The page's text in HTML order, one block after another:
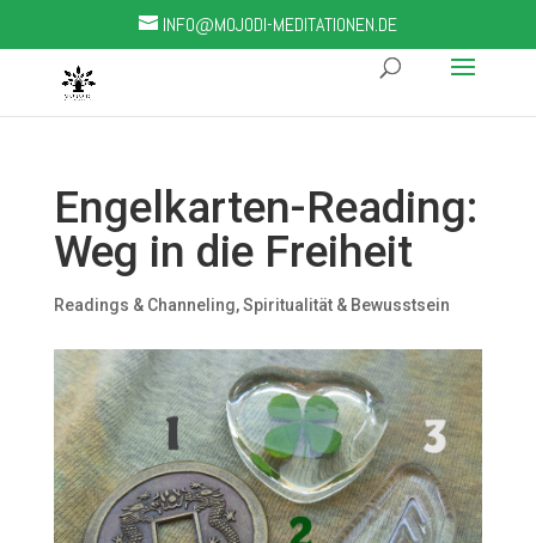
INFO@MOJODI-MEDITATIONEN.DE
Engelkarten-Reading:
Weg in die Freiheit
Readings & Channeling,Spiritualität & Bewusstsein